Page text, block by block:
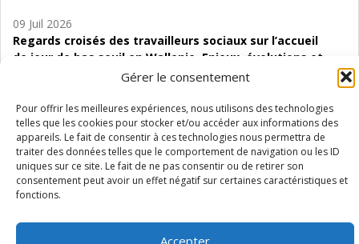
Gérer le consentement
Pour offrir les meilleures expériences, nous utilisons des technologies
telles que les cookies pour stocker et/ou accéder aux informations des
appareils. Le fait de consentir à ces technologies nous permettra de
traiter des données telles que le comportement de navigation ou les ID
uniques sur ce site. Le fait de ne pas consentir ou de retirer son
consentement peut avoir un effet négatif sur certaines caractéristiques et
fonctions.
Accepter
09 Juil 2026
Regards croisés des travailleurs sociaux sur l’accueil
de jour de bas seuil en Wallonie. Enjeux, évolutions et
06 Juil 2026
Étude d’évaluabilité des Structures
d’accompagnement à l’autocréation d’emploi (SAACE)
01 Juil 2026
Pénurie du personnel infirmier :quels indicateurs
Wallonie ?